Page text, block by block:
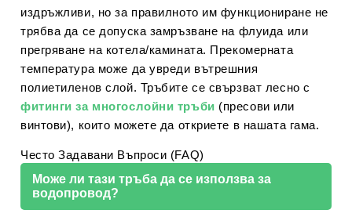
издръжливи, но за правилното им функциониране не
трябва да се допуска замръзване на флуида или
прегряване на котела/камината. Прекомерната
температура може да увреди вътрешния
полиетиленов слой. Тръбите се свързват лесно с
фитинги за многослойни тръби (пресови или
винтови), които можете да откриете в нашата гама.
Често Задавани Въпроси (FAQ)
Може ли тази тръба да се използва за
водопровод?